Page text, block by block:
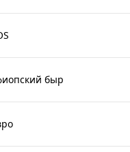
быр